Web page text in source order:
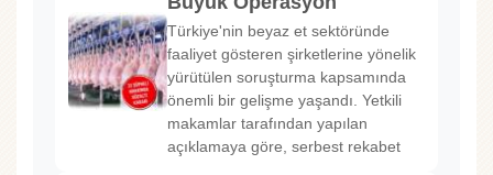
Türkiye'nin beyaz et sektöründe
faaliyet gösteren şirketlerine yönelik
yürütülen soruşturma kapsamında
önemli bir gelişme yaşandı. Yetkili
makamlar tarafından yapılan
açıklamaya göre, serbest rekabet